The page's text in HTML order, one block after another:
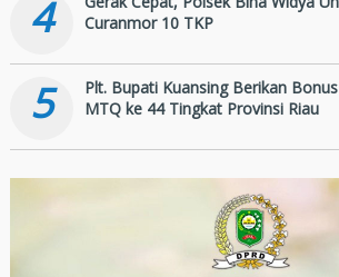
4
Curanmor 10 TKP
5
Plt. Bupati Kuansing Berikan
MTQ ke 44 Tingkat Provinsi Riau